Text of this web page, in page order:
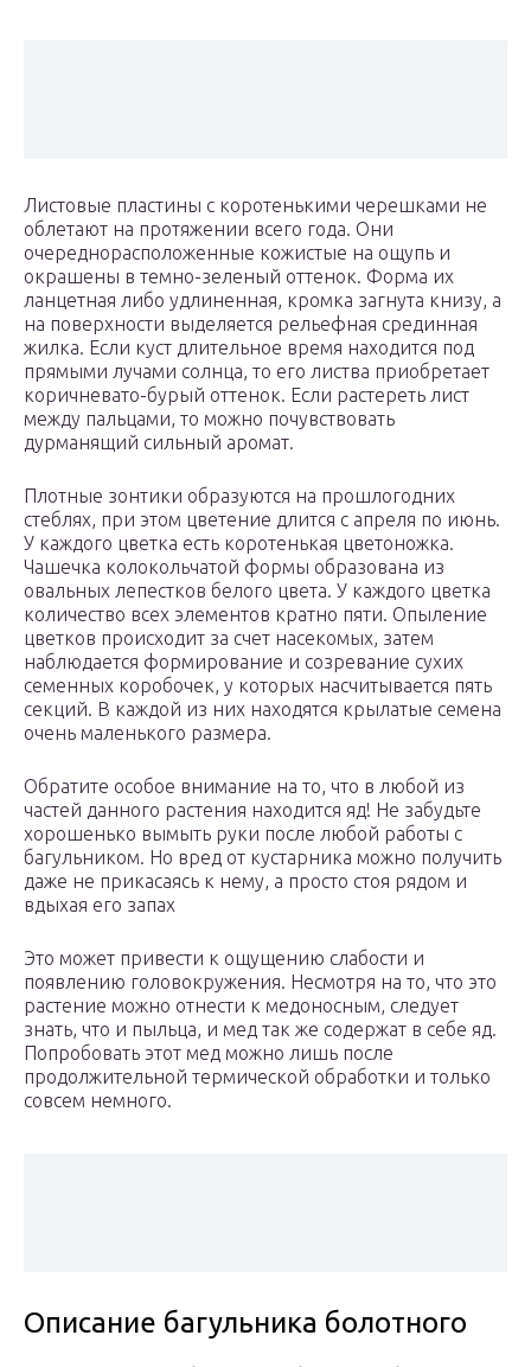
Листовые пластины с коротенькими черешками не
облетают на протяжении всего года. Они
очереднорасположенные кожистые на ощупь и
окрашены в темно-зеленый оттенок. Форма их
ланцетная либо удлиненная, кромка загнута книзу, а
на поверхности выделяется рельефная срединная
жилка. Если куст длительное время находится под
прямыми лучами солнца, то его листва приобретает
коричневато-бурый оттенок. Если растереть лист
между пальцами, то можно почувствовать
дурманящий сильный аромат.
Плотные зонтики образуются на прошлогодних
стеблях, при этом цветение длится с апреля по июнь.
У каждого цветка есть коротенькая цветоножка.
Чашечка колокольчатой формы образована из
овальных лепестков белого цвета. У каждого цветка
количество всех элементов кратно пяти. Опыление
цветков происходит за счет насекомых, затем
наблюдается формирование и созревание сухих
семенных коробочек, у которых насчитывается пять
секций. В каждой из них находятся крылатые семена
очень маленького размера.
Обратите особое внимание на то, что в любой из
частей данного растения находится яд! Не забудьте
хорошенько вымыть руки после любой работы с
багульником. Но вред от кустарника можно получить
даже не прикасаясь к нему, а просто стоя рядом и
вдыхая его запах
Это может привести к ощущению слабости и
появлению головокружения. Несмотря на то, что это
растение можно отнести к медоносным, следует
знать, что и пыльца, и мед так же содержат в себе яд.
Попробовать этот мед можно лишь после
продолжительной термической обработки и только
совсем немного.
Описание багульника болотного